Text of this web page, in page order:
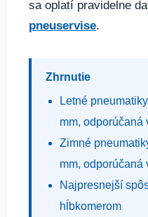
sa oplatí pravidelne
pneuservise.
Zhrnutie
Letné
mm, odporúčaná
Zimné
mm, odporúčaná
Najpresnejší
hĺbkomerom